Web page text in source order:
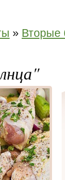
» Вторые